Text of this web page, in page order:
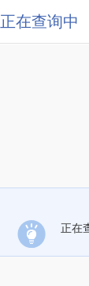
正在查询中
正在